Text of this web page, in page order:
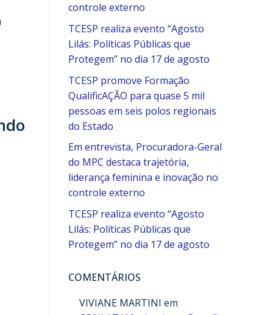
controle externo
TCESP realiza evento “Agosto
Lilás: Políticas Públicas que
Protegem” no dia 17 de agosto
TCESP promove Formação
QualificAÇÃO para quase 5 mil
pessoas em seis polos regionais
do Estado
Em entrevista, Procuradora-Geral
do MPC destaca trajetória,
liderança feminina e inovação no
controle externo
TCESP realiza evento “Agosto
Lilás: Políticas Públicas que
Protegem” no dia 17 de agosto
COMENTÁRIOS
VIVIANE MARTINI em